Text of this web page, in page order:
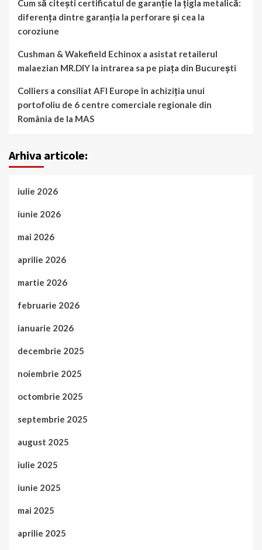
Cum să citești certificatul de garanție la țigla metalică:
diferența dintre garanția la perforare și cea la
coroziune
Cushman & Wakefield Echinox a asistat retailerul
malaezian MR.DIY la intrarea sa pe piața din București
Colliers a consiliat AFI Europe în achiziția unui
portofoliu de 6 centre comerciale regionale din
România de la MAS
Arhiva articole:
iulie 2026
iunie 2026
mai 2026
aprilie 2026
martie 2026
februarie 2026
ianuarie 2026
decembrie 2025
noiembrie 2025
octombrie 2025
septembrie 2025
august 2025
iulie 2025
iunie 2025
mai 2025
aprilie 2025